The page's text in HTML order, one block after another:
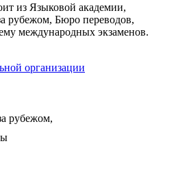
из Языковой академии,
рубежом, Бюро переводов,
международных экзаменов.
организации
рубежом,